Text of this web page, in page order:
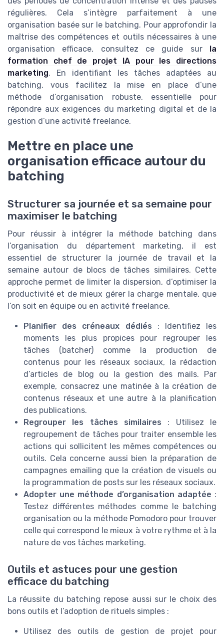
régulières. Cela s’intègre parfaitement à une
organisation basée sur le batching. Pour approfondir la
maîtrise des compétences et outils nécessaires à une
organisation efficace, consultez ce guide sur la
formation chef de projet IA pour les directions
marketing. En identifiant les tâches adaptées au
batching, vous facilitez la mise en place d’une
méthode d’organisation robuste, essentielle pour
répondre aux exigences du marketing digital et de la
gestion d’une activité freelance.
Mettre en place une
organisation efficace autour du
batching
Structurer sa journée et sa semaine pour
maximiser le batching
Pour réussir à intégrer la méthode batching dans
l’organisation du département marketing, il est
essentiel de structurer la journée de travail et la
semaine autour de blocs de tâches similaires. Cette
approche permet de limiter la dispersion, d’optimiser la
productivité et de mieux gérer la charge mentale, que
l’on soit en équipe ou en activité freelance.
Planifier des créneaux dédiés : Identifiez les
moments les plus propices pour regrouper les
tâches (batcher) comme la production de
contenus pour les réseaux sociaux, la rédaction
d’articles de blog ou la gestion des mails. Par
exemple, consacrez une matinée à la création de
contenus réseaux et une autre à la planification
des publications.
Regrouper les tâches similaires : Utilisez le
regroupement de tâches pour traiter ensemble les
actions qui sollicitent les mêmes compétences ou
outils. Cela concerne aussi bien la préparation de
campagnes emailing que la création de visuels ou
la programmation de posts sur les réseaux sociaux.
Adopter une méthode d’organisation adaptée :
Testez différentes méthodes comme le batching
organisation ou la méthode Pomodoro pour trouver
celle qui correspond le mieux à votre rythme et à la
nature de vos tâches marketing.
Outils et astuces pour une gestion
efficace du batching
La réussite du batching repose aussi sur le choix des
bons outils et l’adoption de rituels simples :
Utilisez des outils de gestion de projet pour